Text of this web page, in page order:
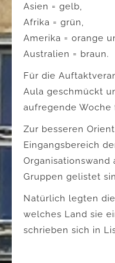
Asien = gelb,
Afrika = grün,
Amerika = orange
Australien = braun.
Für die
Aula geschmückt
aufregende Woche
Zur besseren
Eingangsbereich
Gruppen gelistet
Natürlich legten
welches Land sie
schrieben sich in